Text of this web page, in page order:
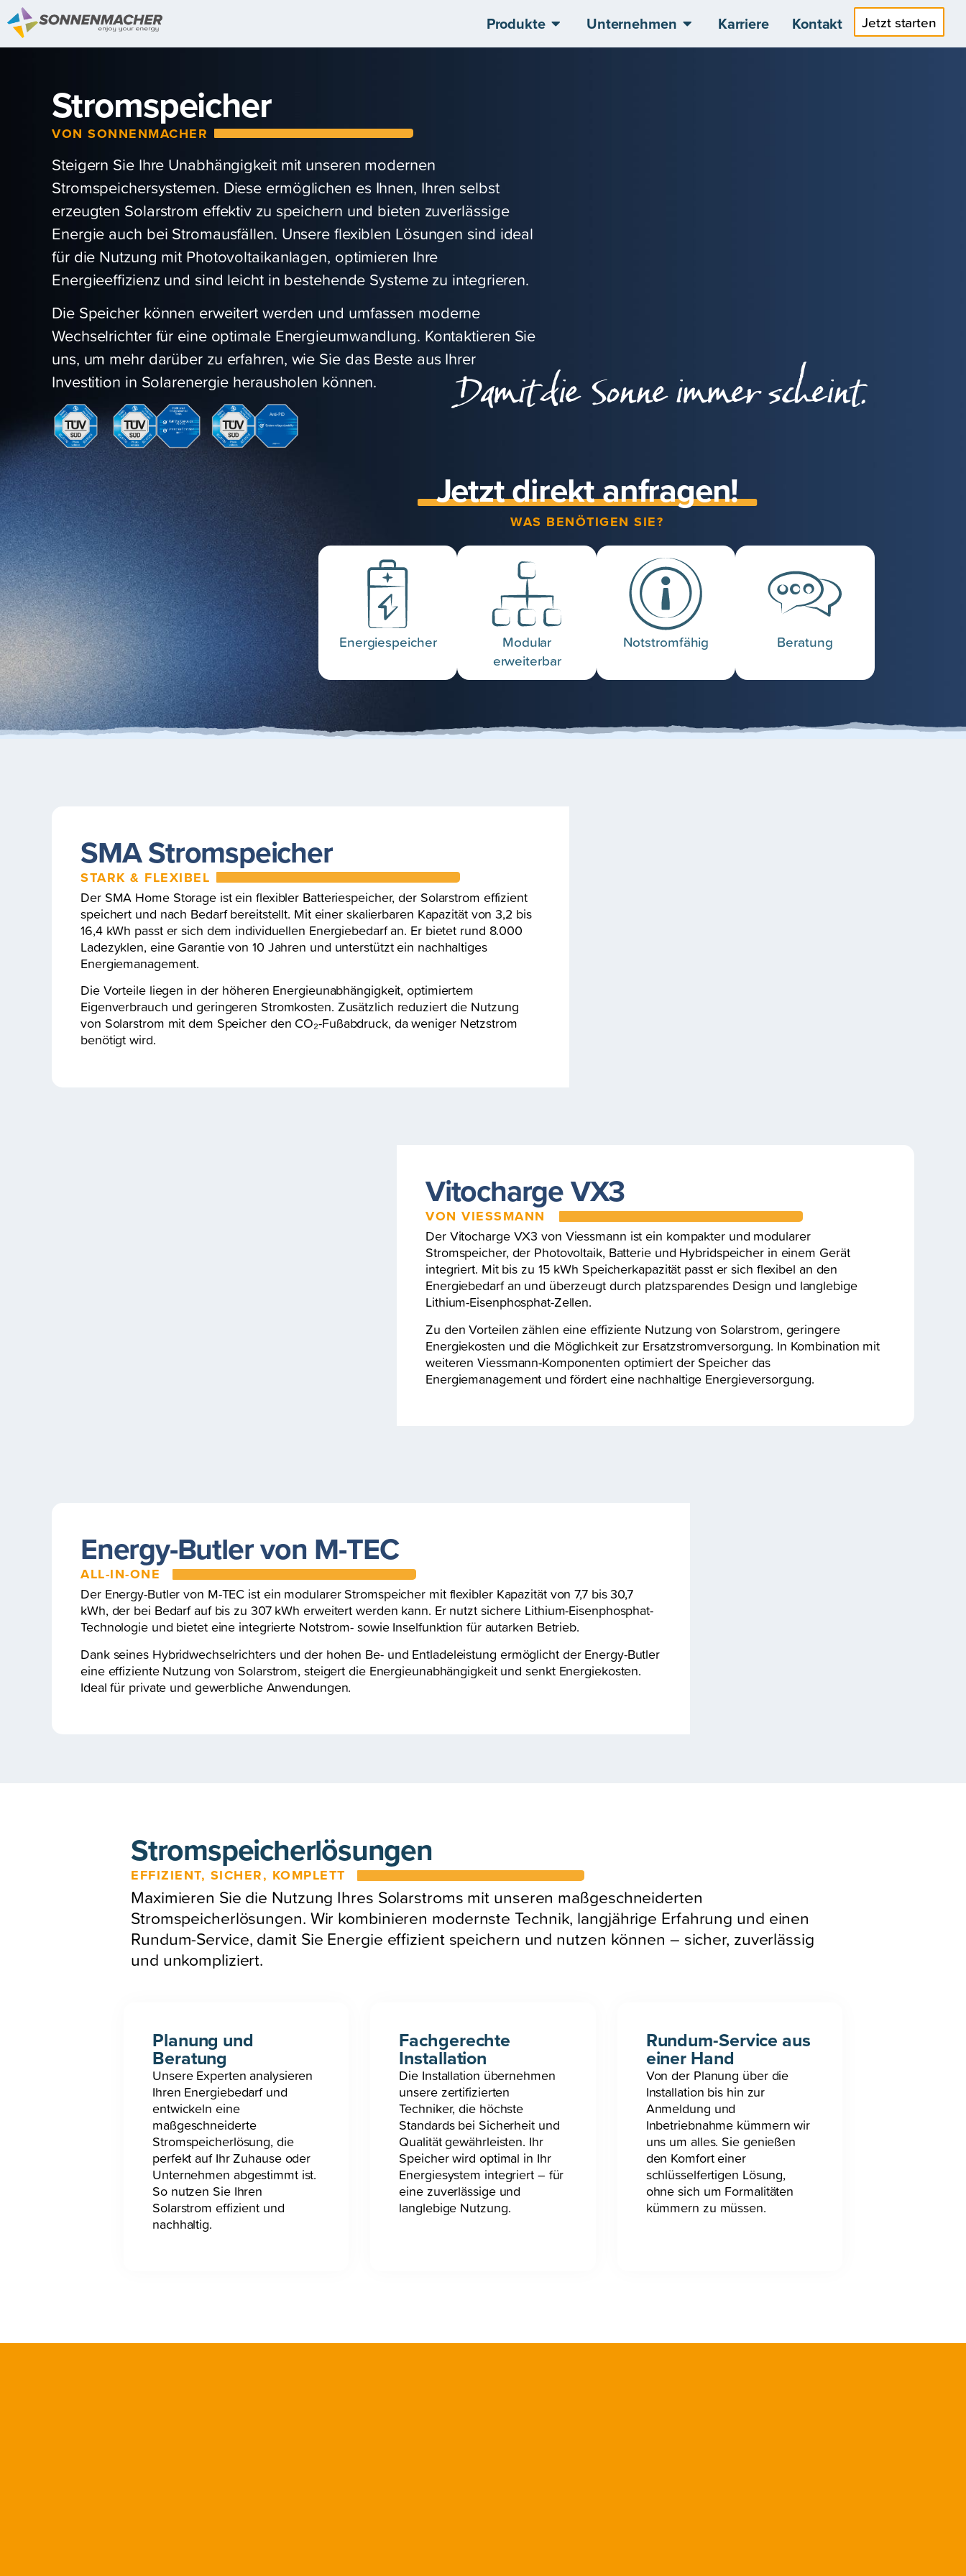
Produkte Unternehmen Karriere Kontakt Jetzt starten
Stromspeicher
VON SONNENMACHER
Steigern Sie Ihre Unabhängigkeit mit unseren modernen
Stromspeichersystemen. Diese ermöglichen es Ihnen, Ihren selbst
erzeugten Solarstrom effektiv zu speichern und bieten zuverlässige
Energie auch bei Stromausfällen. Unsere flexiblen Lösungen sind ideal
für die Nutzung mit Photovoltaikanlagen, optimieren Ihre
Energieeffizienz und sind leicht in bestehende Systeme zu integrieren.
Die Speicher können erweitert werden und umfassen moderne
Wechselrichter für eine optimale Energieumwandlung. Kontaktieren Sie
uns, um mehr darüber zu erfahren, wie Sie das Beste aus Ihrer
Investition in Solarenergie herausholen können.
Damit die Sonne immer scheint.
Jetzt direkt anfragen!
WAS BENÖTIGEN SIE?
Energiespeicher
Modular
erweiterbar
Notstromfähig Beratung
SMA Stromspeicher
STARK & FLEXIBEL
Der SMA Home Storage ist ein flexibler Batteriespeicher, der Solarstrom effizient
speichert und nach Bedarf bereitstellt. Mit einer skalierbaren Kapazität von 3,2 bis
16,4 kWh passt er sich dem individuellen Energiebedarf an. Er bietet rund 8.000
Ladezyklen, eine Garantie von 10 Jahren und unterstützt ein nachhaltiges
Energiemanagement.
Die Vorteile liegen in der höheren Energieunabhängigkeit, optimiertem
Eigenverbrauch und geringeren Stromkosten. Zusätzlich reduziert die Nutzung
von Solarstrom mit dem Speicher den CO₂-Fußabdruck, da weniger Netzstrom
benötigt wird.
Vitocharge VX3
VON VIESSMANN
Der Vitocharge VX3 von Viessmann ist ein kompakter und modularer
Stromspeicher, der Photovoltaik, Batterie und Hybridspeicher in einem Gerät
integriert. Mit bis zu 15 kWh Speicherkapazität passt er sich flexibel an den
Energiebedarf an und überzeugt durch platzsparendes Design und langlebige
Lithium-Eisenphosphat-Zellen.
Zu den Vorteilen zählen eine effiziente Nutzung von Solarstrom, geringere
Energiekosten und die Möglichkeit zur Ersatzstromversorgung. In Kombination mit
weiteren Viessmann-Komponenten optimiert der Speicher das
Energiemanagement und fördert eine nachhaltige Energieversorgung.
Energy-Butler von M-TEC
ALL-IN-ONE
Der Energy-Butler von M-TEC ist ein modularer Stromspeicher mit flexibler Kapazität von 7,7 bis 30,7
kWh, der bei Bedarf auf bis zu 307 kWh erweitert werden kann. Er nutzt sichere Lithium-Eisenphosphat-
Technologie und bietet eine integrierte Notstrom- sowie Inselfunktion für autarken Betrieb.
Dank seines Hybridwechselrichters und der hohen Be- und Entladeleistung ermöglicht der Energy-Butler
eine effiziente Nutzung von Solarstrom, steigert die Energieunabhängigkeit und senkt Energiekosten.
Ideal für private und gewerbliche Anwendungen.
Stromspeicherlösungen
EFFIZIENT, SICHER, KOMPLETT
Maximieren Sie die Nutzung Ihres Solarstroms mit unseren maßgeschneiderten
Stromspeicherlösungen. Wir kombinieren modernste Technik, langjährige Erfahrung und einen
Rundum-Service, damit Sie Energie effizient speichern und nutzen können – sicher, zuverlässig
und unkompliziert.
Planung und
Beratung
Unsere Experten analysieren
Ihren Energiebedarf und
entwickeln eine
maßgeschneiderte
Stromspeicherlösung, die
perfekt auf Ihr Zuhause oder
Unternehmen abgestimmt ist.
So nutzen Sie Ihren
Solarstrom effizient und
nachhaltig.
Fachgerechte
Installation
Die Installation übernehmen
unsere zertifizierten
Techniker, die höchste
Standards bei Sicherheit und
Qualität gewährleisten. Ihr
Speicher wird optimal in Ihr
Energiesystem integriert – für
eine zuverlässige und
langlebige Nutzung.
Rundum-Service aus
einer Hand
Von der Planung über die
Installation bis hin zur
Anmeldung und
Inbetriebnahme kümmern wir
uns um alles. Sie genießen
den Komfort einer
schlüsselfertigen Lösung,
ohne sich um Formalitäten
kümmern zu müssen.